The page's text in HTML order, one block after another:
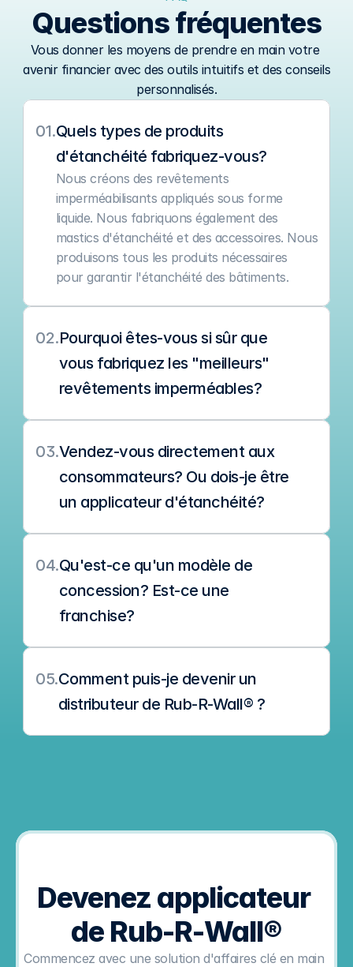
Questions fréquentes
Vous donner les moyens de prendre en main votre
avenir financier avec des outils intuitifs et des conseils
personnalisés.
01.Quels types de produits
d'étanchéité fabriquez-vous?
Nous créons des revêtements
imperméabilisants appliqués sous forme
liquide. Nous fabriquons également des
mastics d'étanchéité et des accessoires. Nous
produisons tous les produits nécessaires
pour garantir l'étanchéité des bâtiments.
02.Pourquoi êtes-vous si sûr que
vous fabriquez les "meilleurs"
revêtements imperméables?
03.Vendez-vous directement aux
consommateurs? Ou dois-je être
un applicateur d'étanchéité?
04.Qu'est-ce qu'un modèle de
concession? Est-ce une
franchise?
05.Comment puis-je devenir un
distributeur de Rub-R-Wall® ?
Devenez applicateur
de Rub-R-Wall®
Commencez avec une solution d'affaires clé en main